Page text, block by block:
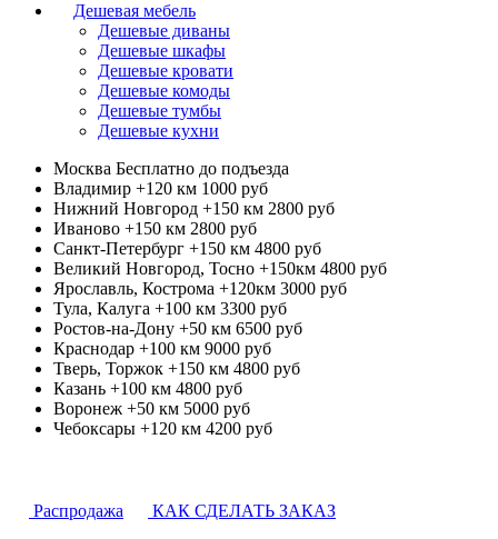
Дешевая мебель
Дешевые диваны
Дешевые шкафы
Дешевые кровати
Дешевые комоды
Дешевые тумбы
Дешевые кухни
Москва Бесплатно до подъезда
Владимир +120 км 1000 руб
Нижний Новгород +150 км 2800 руб
Иваново +150 км 2800 руб
Санкт-Петербург +150 км 4800 руб
Великий Новгород, Тосно +150км 4800 руб
Ярославль, Кострома +120км 3000 руб
Тула, Калуга +100 км 3300 руб
Ростов-на-Дону +50 км 6500 руб
Краснодар +100 км 9000 руб
Тверь, Торжок +150 км 4800 руб
Казань +100 км 4800 руб
Воронеж +50 км 5000 руб
Чебоксары +120 км 4200 руб
Распродажа КАК СДЕЛАТЬ ЗАКАЗ